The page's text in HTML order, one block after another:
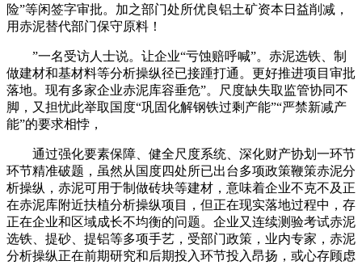
险”等闲签字审批。加之部门处所优良铝土矿资本日益削减，
用赤泥替代部门保守原料！
”一名受访人士说。让企业“亏蚀赔呼喊”。赤泥选铁、制
做建材和基材料等分析操纵径已接踵打通。更好推进项目审批
落地。现有多家企业赤泥库容垂危”。尺度缺失取监管协同不
脚，又担忧此举取国度“巩固化解钢铁过剩产能”“严禁新减产
能”的要求相悖，
通过强化要素保障、健全尺度系统、深化财产协划一环节
环节精准破题，虽然从国度四处所已出台多项政策鞭策赤泥分
析操纵，赤泥可用于制做砖块等建材，意味着企业不克不及正
在赤泥库附近扶植分析操纵项目，但正在现实落地过程中，存
正在企业和区域成长不均衡的问题。企业又连续测验考试赤泥
选铁、提砂、提铝等多项手艺，受部门政策，业内专家，赤泥
分析操纵正在前期研究和后期投入环节投入昂扬，或心存顾虑